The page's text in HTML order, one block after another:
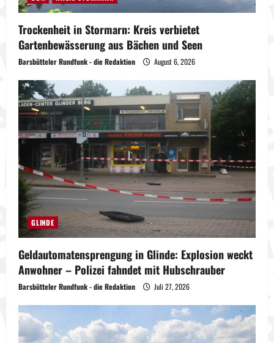
Trockenheit in Stormarn: Kreis verbietet
Gartenbewässerung aus Bächen und Seen
Barsbütteler Rundfunk - die Redaktion August 6, 2026
GLINDE
Geldautomatensprengung in Glinde: Explosion weckt
Anwohner – Polizei fahndet mit Hubschrauber
Barsbütteler Rundfunk - die Redaktion Juli 27, 2026